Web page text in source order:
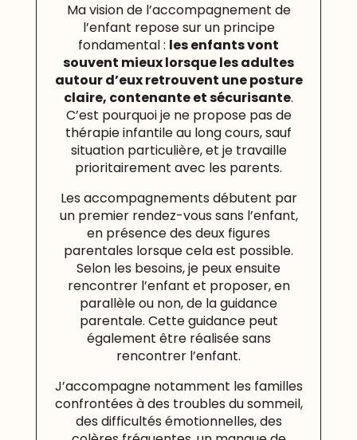
Ma vision de l’accompagnement de
l’enfant repose sur un principe
fondamental : les enfants vont
souvent mieux lorsque les adultes
autour d’eux retrouvent une posture
claire, contenante et sécurisante.
C’est pourquoi je ne propose pas de
thérapie infantile au long cours, sauf
situation particulière, et je travaille
prioritairement avec les parents.
Les accompagnements débutent par
un premier rendez-vous sans l’enfant,
en présence des deux figures
parentales lorsque cela est possible.
Selon les besoins, je peux ensuite
rencontrer l’enfant et proposer, en
parallèle ou non, de la guidance
parentale. Cette guidance peut
également être réalisée sans
rencontrer l’enfant.
J’accompagne notamment les familles
confrontées à des troubles du sommeil,
des difficultés émotionnelles, des